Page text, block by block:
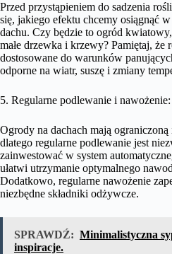
Przed przystąpieniem do sadzenia
się, jakiego efektu chcemy osiągnąć
dachu. Czy będzie to ogród
małe drzewka i krzewy? Pamiętaj,
dostosowane do warunków
odporne na wiatr, suszę i zmiany
5. Regularne podlewanie i nawożenie:
Ogrody na dachach mają
dlatego regularne podlewanie jest
zainwestować w system
ułatwi utrzymanie optymalnego
Dodatkowo, regularne nawożenie
niezbędne składniki odżywcze.
SPRAWDŹ: Minimalistyczna
inspiracje.